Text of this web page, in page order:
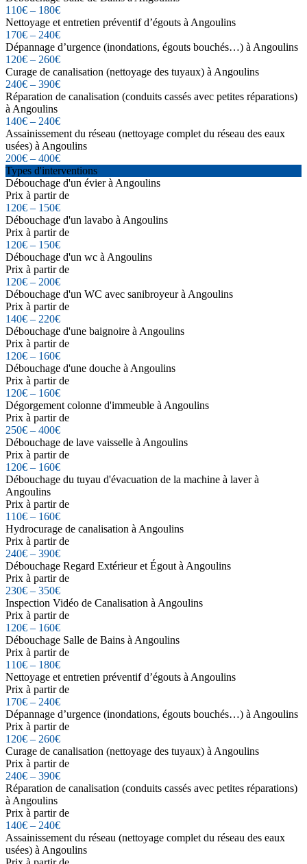
110€ – 180€
Nettoyage et entretien préventif d’égouts à Angoulins
170€ – 240€
Dépannage d’urgence (inondations, égouts bouchés…) à Angoulins
120€ – 260€
Curage de canalisation (nettoyage des tuyaux) à Angoulins
240€ – 390€
Réparation de canalisation (conduits cassés avec petites réparations)
à Angoulins
140€ – 240€
Assainissement du réseau (nettoyage complet du réseau des eaux
usées) à Angoulins
200€ – 400€
Types d'interventions
Débouchage d'un évier à Angoulins
Prix à partir de
120€ – 150€
Débouchage d'un lavabo à Angoulins
Prix à partir de
120€ – 150€
Débouchage d'un wc à Angoulins
Prix à partir de
120€ – 200€
Débouchage d'un WC avec sanibroyeur à Angoulins
Prix à partir de
140€ – 220€
Débouchage d'une baignoire à Angoulins
Prix à partir de
120€ – 160€
Débouchage d'une douche à Angoulins
Prix à partir de
120€ – 160€
Dégorgement colonne d'immeuble à Angoulins
Prix à partir de
250€ – 400€
Débouchage de lave vaisselle à Angoulins
Prix à partir de
120€ – 160€
Débouchage du tuyau d'évacuation de la machine à laver à
Angoulins
Prix à partir de
110€ – 160€
Hydrocurage de canalisation à Angoulins
Prix à partir de
240€ – 390€
Débouchage Regard Extérieur et Égout à Angoulins
Prix à partir de
230€ – 350€
Inspection Vidéo de Canalisation à Angoulins
Prix à partir de
120€ – 160€
Débouchage Salle de Bains à Angoulins
Prix à partir de
110€ – 180€
Nettoyage et entretien préventif d’égouts à Angoulins
Prix à partir de
170€ – 240€
Dépannage d’urgence (inondations, égouts bouchés…) à Angoulins
Prix à partir de
120€ – 260€
Curage de canalisation (nettoyage des tuyaux) à Angoulins
Prix à partir de
240€ – 390€
Réparation de canalisation (conduits cassés avec petites réparations)
à Angoulins
Prix à partir de
140€ – 240€
Assainissement du réseau (nettoyage complet du réseau des eaux
usées) à Angoulins